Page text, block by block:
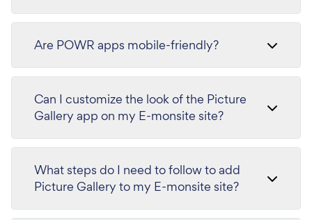
Are POWR apps mobile-friendly?
Can I customize the look of the Picture
Gallery app on my E-monsite site?
What steps do I need to follow to add
Picture Gallery to my E-monsite site?